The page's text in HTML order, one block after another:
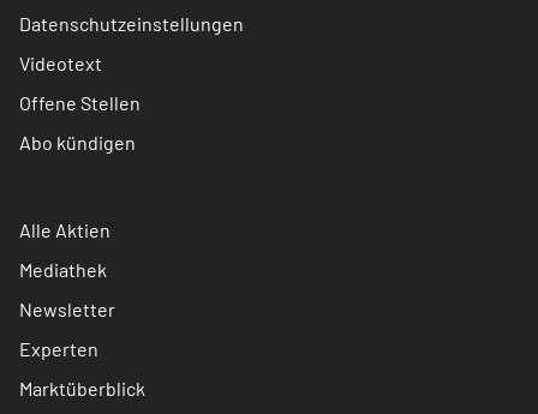
Datenschutzeinstellungen
Videotext
Offene Stellen
Abo kündigen
Alle Aktien
Mediathek
Newsletter
Experten
Marktüberblick